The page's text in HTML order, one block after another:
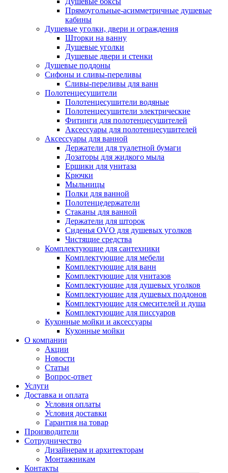
Прямоугольные-асимметричные душевые
кабины
Душевые уголки, двери и ограждения
Шторки на ванну
Душевые уголки
Душевые двери и стенки
Душевые поддоны
Сифоны и сливы-переливы
Сливы-переливы для ванн
Полотенцесушители
Полотенцесушители водяные
Полотенцесушители электрические
Фитинги для полотенцесушителей
Аксессуары для полотенцесушителей
Аксессуары для ванной
Держатели для туалетной бумаги
Дозаторы для жидкого мыла
Ершики для унитаза
Крючки
Мыльницы
Полки для ванной
Полотенцедержатели
Стаканы для ванной
Держатели для шторок
Сиденья OVO для душевых уголков
Чистящие средства
Комплектующие для сантехники
Комплектующие для мебели
Комплектующие для ванн
Комплектующие для унитазов
Комплектующие для душевых уголков
Комплектующие для душевых поддонов
Комплектующие для смесителей и душа
Комплектующие для писсуаров
Кухонные мойки и аксессуары
Кухонные мойки
О компании
Акции
Новости
Статьи
Вопрос-ответ
Услуги
Доставка и оплата
Условия оплаты
Условия доставки
Гарантия на товар
Производители
Сотрудничество
Дизайнерам и архитекторам
Монтажникам
Контакты